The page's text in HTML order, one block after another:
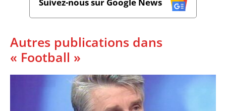
Autres publications dans
« Football »